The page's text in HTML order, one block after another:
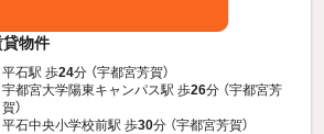
物件
平石駅 歩24分 （宇都宮芳賀）
宇都宮大学陽東キャンパス駅 歩26分 （宇都宮芳
賀）
平石中央小学校前駅 歩30分 （宇都宮芳賀）